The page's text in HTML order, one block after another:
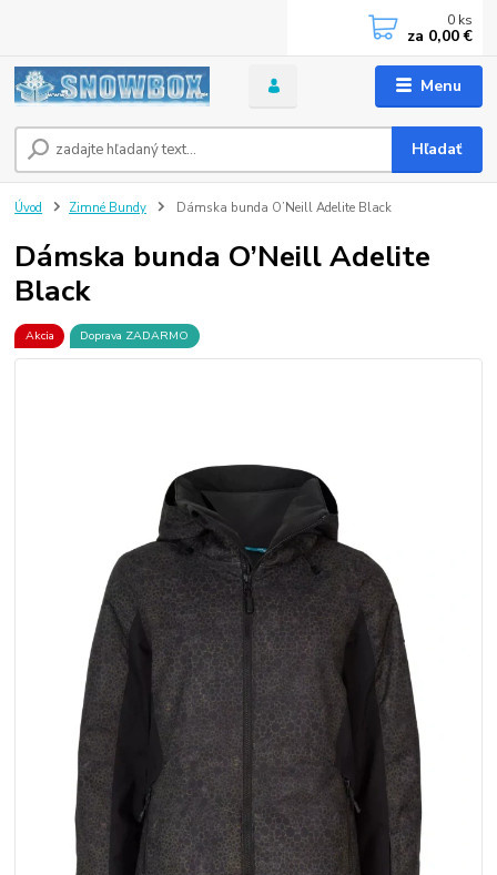
Menu
Hľadať
0 ks
za 0,00 €
Úvod Zimné Bundy Dámska bunda O’Neill Adelite Black
Dámska bunda O’Neill Adelite
Black
Akcia Doprava ZADARMO